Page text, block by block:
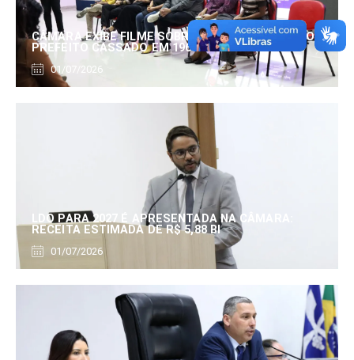
CÂMARA EXIBE FILME SOBRE EDUARDO SERRANO,
PREFEITO CASSADO EM 1960
01/07/2026
LDO PARA 2027 É APRESENTADA NA CÂMARA:
RECEITA ESTIMADA DE R$ 5,88 BI
01/07/2026